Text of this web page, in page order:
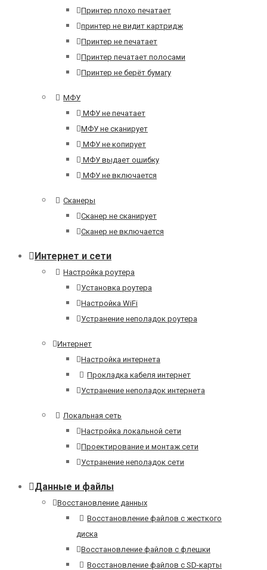
Принтер плохо печатает
принтер не видит картридж
Принтер не печатает
Принтер печатает полосами
Принтер не берёт бумагу
МФУ
МФУ не печатает
МФУ не сканирует
МФУ не копирует
МФУ выдает ошибку
МФУ не включается
Сканеры
Сканер не сканирует
Сканер не включается
Интернет и сети
Настройка роутера
Установка роутера
Настройка WiFi
Устранение неполадок роутера
Интернет
Настройка интернета
Прокладка кабеля интернет
Устранение неполадок интернета
Локальная сеть
Настройка локальной сети
Проектирование и монтаж сети
Устранение неполадок сети
Данные и файлы
Восстановление данных
Восстановление файлов с жесткого
диска
Восстановление файлов с флешки
Восстановление файлов с SD-карты